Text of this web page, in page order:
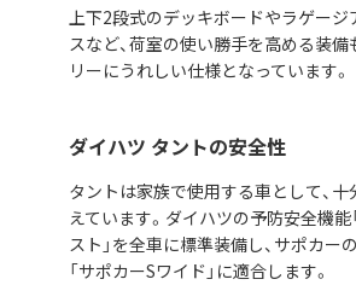
上下2段式のデッキボードやラゲージ
スなど、荷室の使い勝手を高める装備
リーにうれしい仕様となっています。
ダイハツ タントの安全性
タントは家族で使用する車として、
えています。ダイハツの予防安全機能
スト」を全車に標準装備し、サポカー
「サポカーSワイド」に適合します。